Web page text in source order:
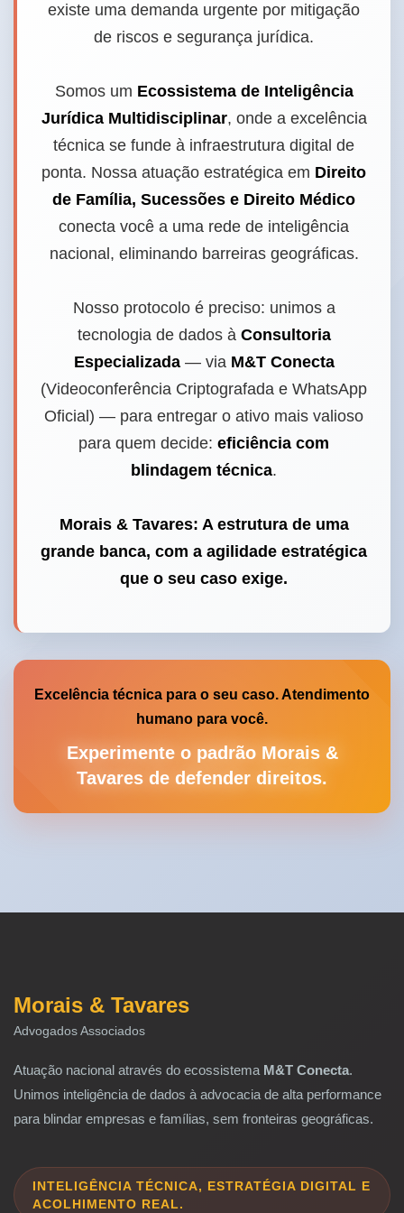
existe uma demanda urgente por mitigação
de riscos e segurança jurídica.
Somos um Ecossistema de Inteligência
Jurídica Multidisciplinar, onde a excelência
técnica se funde à infraestrutura digital de
ponta. Nossa atuação estratégica em Direito
de Família, Sucessões e Direito Médico
conecta você a uma rede de inteligência
nacional, eliminando barreiras geográficas.
Nosso protocolo é preciso: unimos a
tecnologia de dados à Consultoria
Especializada— via M&T Conecta
(Videoconferência Criptografada e WhatsApp
Oficial) — para entregar o ativo mais valioso
para quem decide: eficiência com
blindagem técnica.
Morais & Tavares: A estrutura de uma
grande banca, com a agilidade estratégica
que o seu caso exige.
Excelência técnica para o seu caso. Atendimento
humano para você.
Experimente o padrão Morais &
Tavares de defender direitos.
Morais & Tavares
Advogados Associados
Atuação nacional através do ecossistema M&T Conecta.
Unimos inteligência de dados à advocacia de alta performance
para blindar empresas e famílias, sem fronteiras geográficas.
INTELIGÊNCIA TÉCNICA, ESTRATÉGIA DIGITAL E
ACOLHIMENTO REAL.